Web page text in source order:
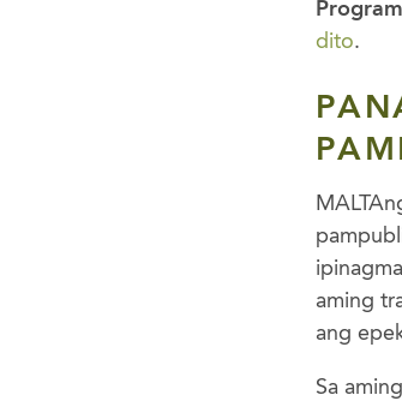
dito.
aming
ang
Sa